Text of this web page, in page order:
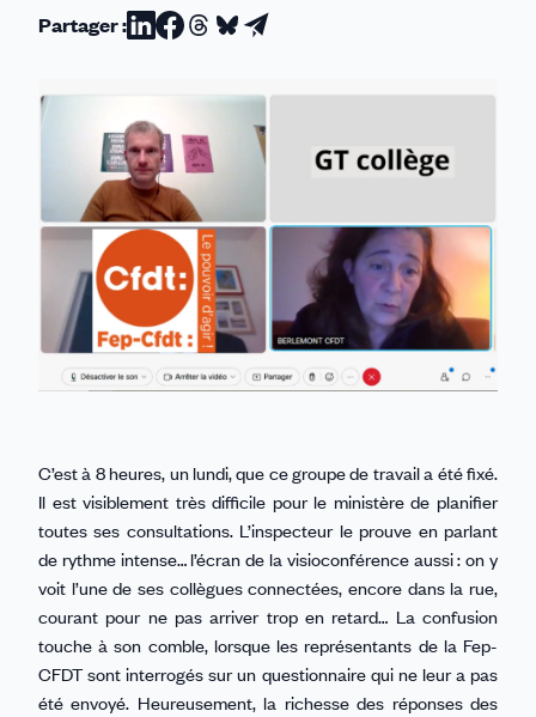
Partager :Partager
Linkedin
Partager
Facebook
Partager
Threads
Partager
Bluesky
Partager
email
C’est à 8 heures, un lundi, que ce groupe de travail a été fixé.
Il est visiblement très difficile pour le ministère de planifier
toutes ses consultations. L’inspecteur le prouve en parlant
de rythme intense… l’écran de la visioconférence aussi : on y
voit l’une de ses collègues connectées, encore dans la rue,
courant pour ne pas arriver trop en retard… La confusion
touche à son comble, lorsque les représentants de la Fep-
CFDT sont interrogés sur un questionnaire qui ne leur a pas
été envoyé. Heureusement, la richesse des réponses des